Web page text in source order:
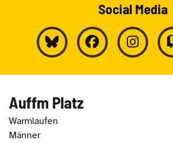
Social Media
Auffm Platz
Warmlaufen
Männer